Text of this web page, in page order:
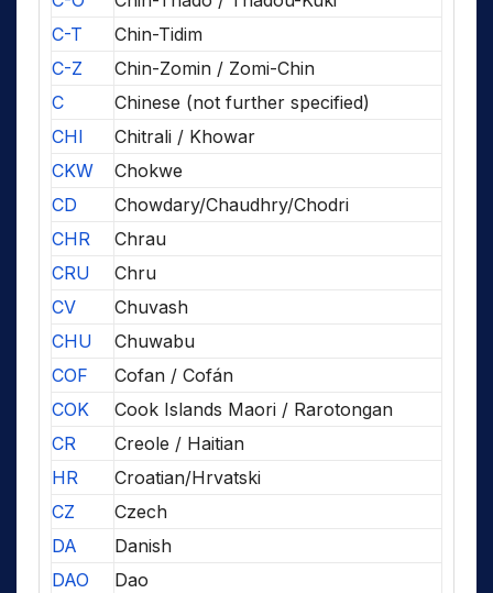
C-T
Chin-Tidim
C-Z
Chin-Zomin / Zomi-Chin
C
Chinese (not further specified)
CHI
Chitrali / Khowar
CKW
Chokwe
CD
Chowdary/Chaudhry/Chodri
CHR
Chrau
CRU
Chru
CV
Chuvash
CHU
Chuwabu
COF
Cofan / Cofán
COK
Cook Islands Maori / Rarotongan
CR
Creole / Haitian
HR
Croatian/Hrvatski
CZ
Czech
DA
Danish
DAO
Dao